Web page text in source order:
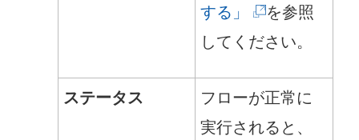
する」
(
新
い
ウ
を参照
してください。
ステータス
フローが正常に
実行されると、